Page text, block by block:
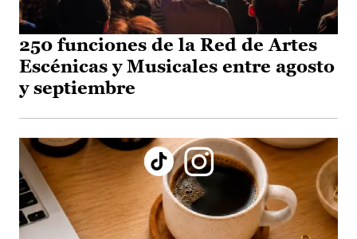
250 funciones de la Red de Artes
Escénicas y Musicales entre agosto
y septiembre